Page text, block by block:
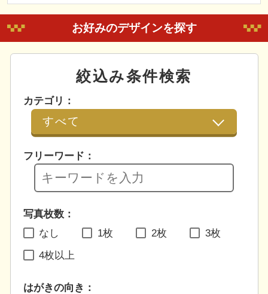
お好みのデザインを探す
絞込み条件検索
カテゴリ：
フリーワード：
写真枚数：
なし
1枚 2枚 3枚
4枚以上
はがきの向き：